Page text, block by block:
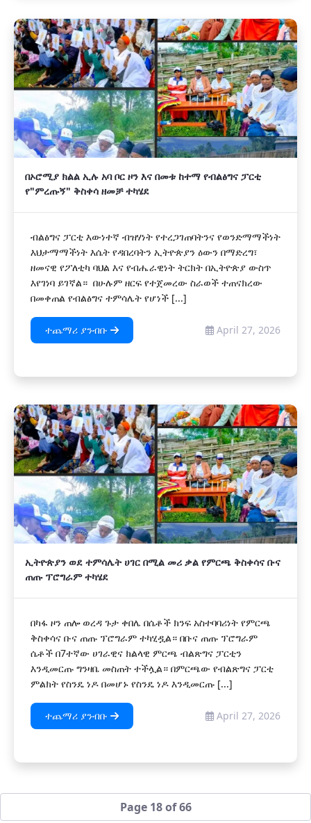
በኦሮሚያ ክልል ኢሉ አባ ቦር ዞን እና በመቱ ከተማ የብልፅግና ፓርቲ
የ"ምረጡኝ" ቅስቀሳ ዘመቻ ተካሄደ
ብልፅግና ፓርቲ እውነተኛ ብዝሃነት የተረጋገጠባትንና የወንድማማችነት
እህታማማችነት እሴት የዳበረባትን ኢትዮጵያን ዕውን በማድረግ፣
ዘመናዊ የፖለቲካ ባህል እና የብሔራዊነት ትርክት በኢትዮጵያ ውስጥ
እየገነባ ይገኛል። በሁሉም ዘርፍ የተጀመረው ስራወች ተጠናክረው
በመቀጠል የብልፅግና ተምሳሌት የሆነች [...]
ተጨማሪ ያንብቡ April 27, 2026
ኢትዮጵያን ወደ ተምሳሌት ሀገር በሚል መሪ ቃል የምርጫ ቅስቀሳና ቡና
ጠጡ ፕሮግራም ተካሄደ
በካፋ ዞን ጠሎ ወረዳ ጉታ ቀበሌ በሴቶች ክንፍ አስተባባሪነት የምርጫ
ቅስቀሳና ቡና ጠጡ ፕሮግራም ተካሂዷል። በቡና ጠጡ ፕሮግራም
ሴቶች በ7ተኛው ሀገራዊና ክልላዊ ምርጫ ብልጽግና ፓርቲን
እንዲመርጡ ግንዛቤ መስጠት ተችሏል። በምርጫው የብልጽግና ፓርቲ
ምልክት የስንዴ ነዶ በመሆኑ የስንዴ ነዶ እንዲመርጡ [...]
ተጨማሪ ያንብቡ April 27, 2026
Page 18 of 66